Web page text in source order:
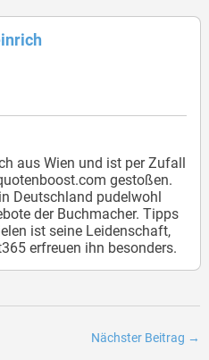
aus Wien und ist per Zufall
gestoßen.
Deutschland pudelwohl
der Buchmacher. Tipps
ist seine Leidenschaft,
erfreuen ihn besonders.
Nächster Beitrag →